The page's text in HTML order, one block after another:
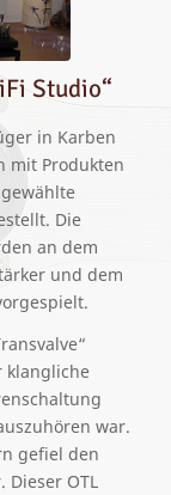
Studio“
in Karben
mit Produkten
Die
an dem
und dem
klangliche
war.
gefiel den
OTL